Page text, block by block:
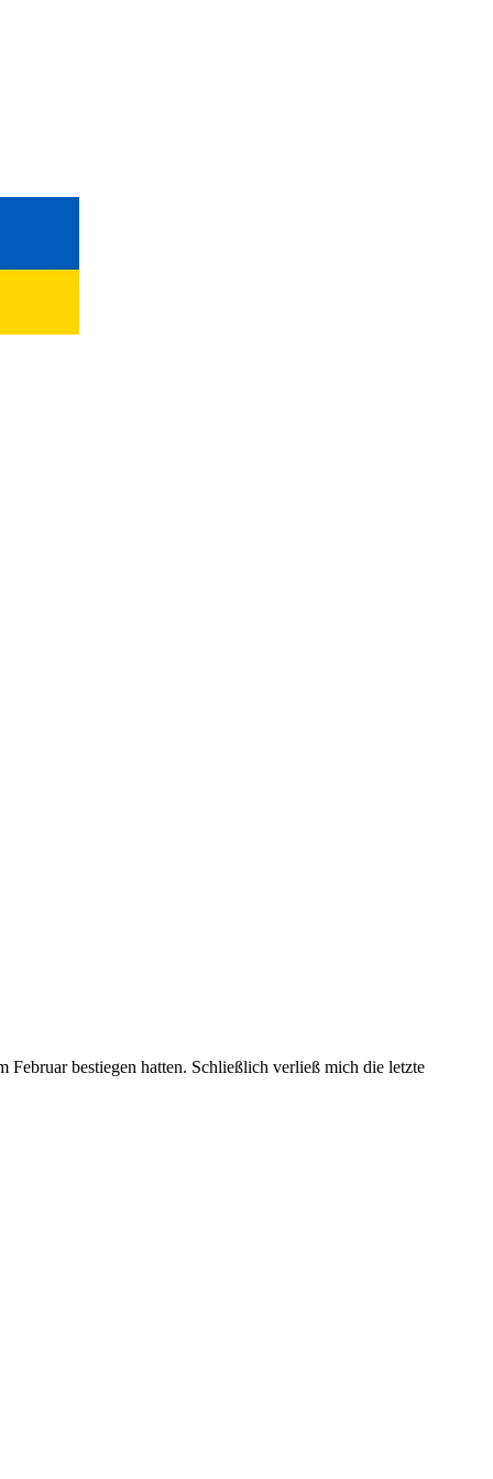
bestiegen hatten. Schließlich verließ mich die letzte